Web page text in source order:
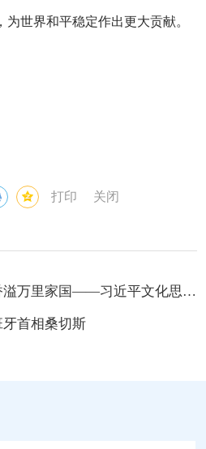
世界和平稳定作出更大贡献。
打印 关闭
书承千年文脉香溢万里家国——习近平文化思想引领书香社会建设
首相桑切斯